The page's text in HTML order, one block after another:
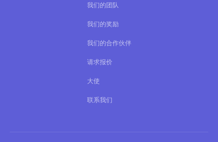
我们的团队
我们的奖励
我们的合作伙伴
请求报价
大使
联系我们